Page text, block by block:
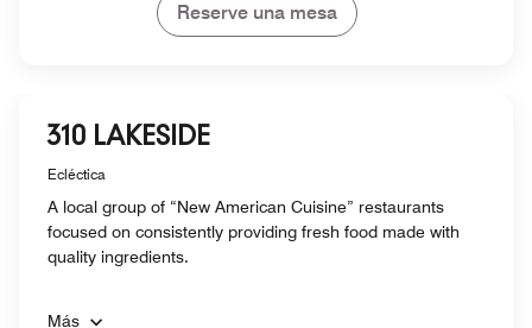
Reserve una mesa
310 LAKESIDE
Ecléctica
A local group of “New American Cuisine” restaurants
focused on consistently providing fresh food made with
quality ingredients.
Más